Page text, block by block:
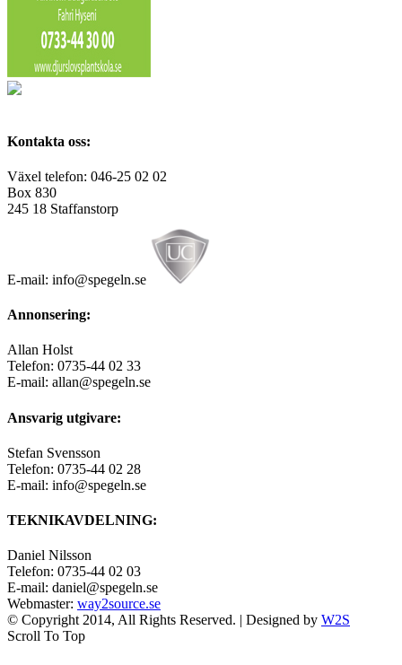
Kontakta oss:
Växel telefon: 046-25 02 02
Box 830
245 18 Staffanstorp
E-mail: info@spegeln.se
Annonsering:
Allan Holst
Telefon: 0735-44 02 33
E-mail: allan@spegeln.se
Ansvarig utgivare:
Stefan Svensson
Telefon: 0735-44 02 28
E-mail: info@spegeln.se
TEKNIKAVDELNING:
Daniel Nilsson
Telefon: 0735-44 02 03
E-mail: daniel@spegeln.se
Webmaster: way2source.se
© Copyright 2014, All Rights Reserved. | Designed by W2S
Scroll To Top